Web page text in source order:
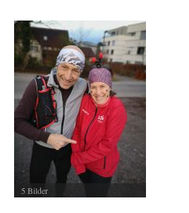
Fotos senden!
Sende Fotos und Berichte von Läufen
Veranstaltungen und sie werden
5 Bilder